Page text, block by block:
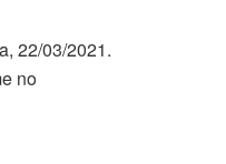
22/03/2021.
no